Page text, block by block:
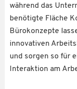
während das
benötigte Fläche
Bürokonzepte
innovativen
und sorgen so für
Interaktion am